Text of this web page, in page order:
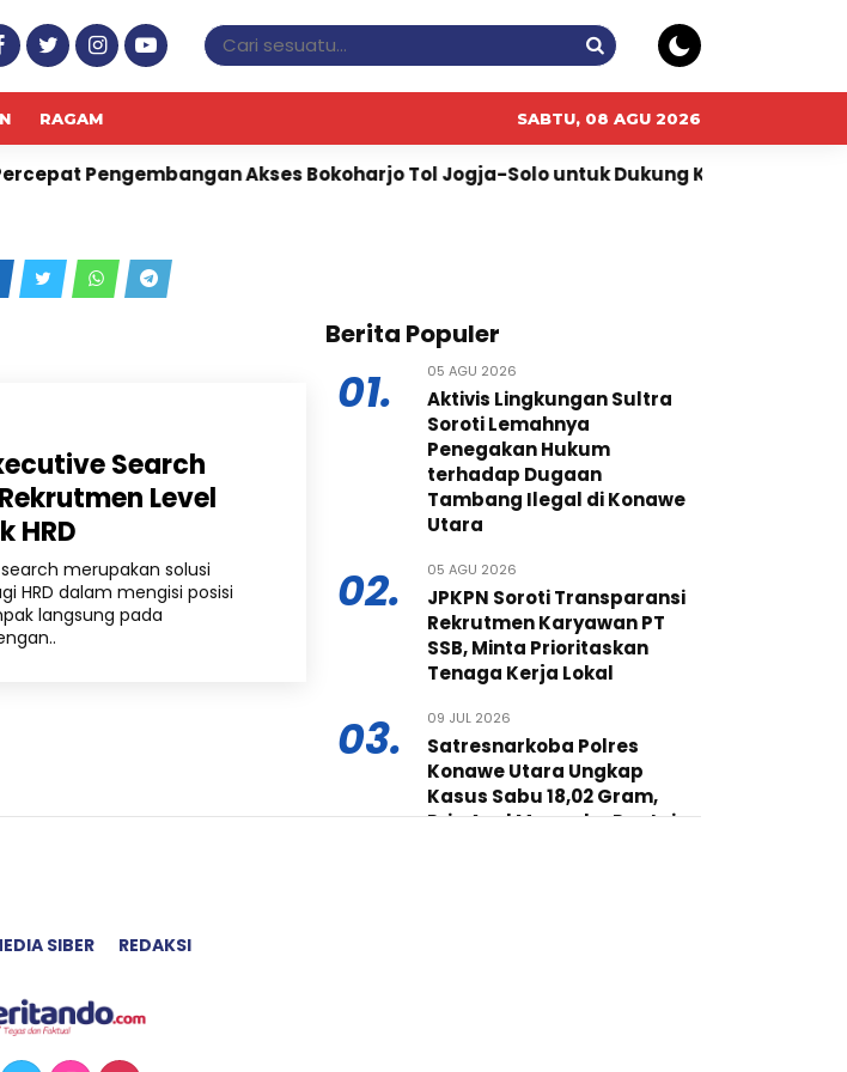
RAGAM SABTU, 08 AGU 2026
Pengembangan Akses Bokoharjo Tol Jogja-Solo untuk Dukung Konektivitas DIY
Search
Level
HRD
merupakan solusi
HRD dalam mengisi posisi
langsung pada
Berita Populer
01. 05 AGU 2026
Aktivis Lingkungan Sultra
Soroti Lemahnya
Penegakan Hukum
terhadap Dugaan
Tambang Ilegal di Konawe
Utara
02. 05 AGU 2026
JPKPN Soroti Transparansi
Rekrutmen Karyawan PT
SSB, Minta Prioritaskan
Tenaga Kerja Lokal
03. 09 JUL 2026
Satresnarkoba Polres
Konawe Utara Ungkap
Kasus Sabu 18,02 Gram,
Pria Asal Morombo Pantai
SIBER REDAKSI